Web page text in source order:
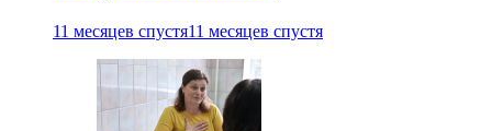
11 месяцев спустя11 месяцев спустя